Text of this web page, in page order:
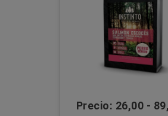
Precio: 26,00 -